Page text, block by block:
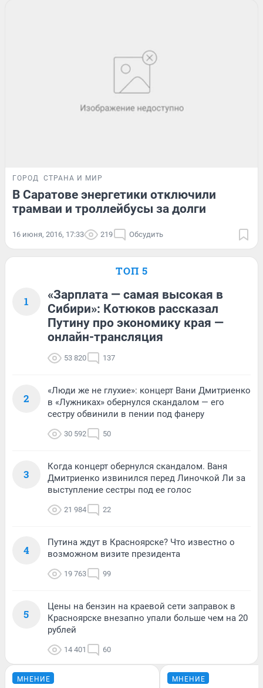
ГОРОД СТРАНА И МИР
В Саратове энергетики отключили
трамваи и троллейбусы за долги
16 июня, 2016, 17:33 219 Обсудить
ТОП 5
1
«Зарплата — самая высокая в
Сибири»: Котюков рассказал
Путину про экономику края —
онлайн-трансляция
53 820 137
2
«Люди же не глухие»: концерт Вани Дмитриенко
в «Лужниках» обернулся скандалом — его
сестру обвинили в пении под фанеру
30 592 50
3
Когда концерт обернулся скандалом. Ваня
Дмитриенко извинился перед Линочкой Ли за
выступление сестры под ее голос
21 984 22
4
Путина ждут в Красноярске? Что известно о
возможном визите президента
19 763 99
5
Цены на бензин на краевой сети заправок в
Красноярске внезапно упали больше чем на 20
рублей
14 401 60
МНЕНИЕ МНЕНИЕ